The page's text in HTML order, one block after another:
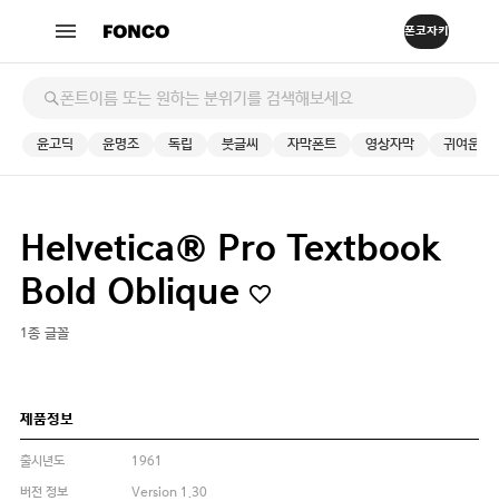
윤고딕 윤명조 독립 붓글씨 자막폰트 영상자막 귀여운
Helvetica® Pro Textbook
Bold Oblique
1종 글꼴
제품정보
출시년도
1961
버전 정보
Version 1.30